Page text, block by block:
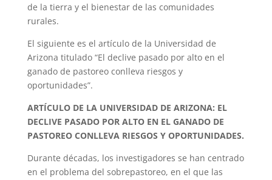
de la tierra y el bienestar de las comunidades
rurales.
El siguiente es el artículo de la Universidad de
Arizona titulado “El declive pasado por alto en el
ganado de pastoreo conlleva riesgos y
oportunidades”.
ARTÍCULO DE LA UNIVERSIDAD DE ARIZONA: EL
DECLIVE PASADO POR ALTO EN EL GANADO DE
PASTOREO CONLLEVA RIESGOS Y OPORTUNIDADES.
Durante décadas, los investigadores se han centrado
en el problema del sobrepastoreo, en el que las